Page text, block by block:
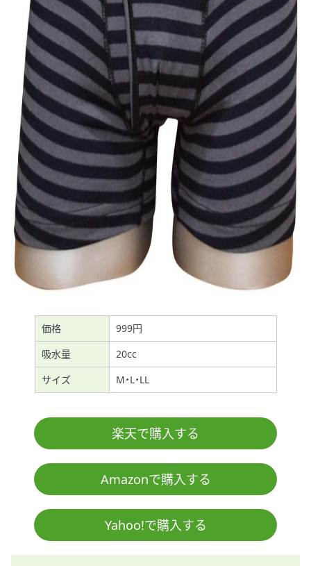
価格
999円
吸水量
20cc
サイズ
M・L・LL
楽天で購入する
Amazonで購入する
Yahoo!で購入する